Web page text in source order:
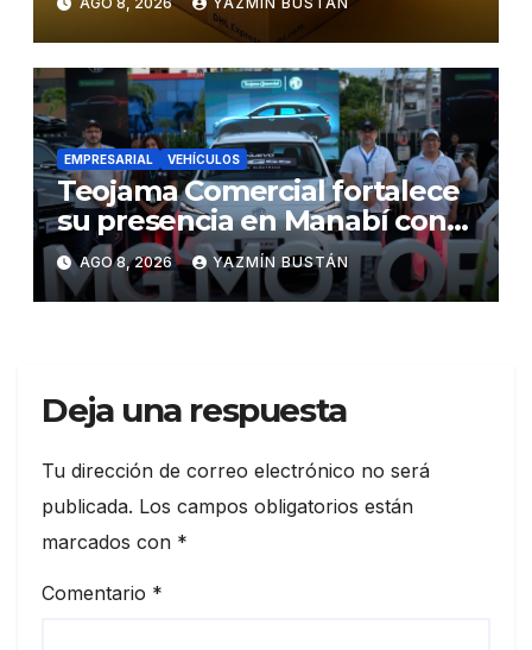
las exportaciones
EMPRESARIAL VEHÍCULOS
Teojama Comercial fortalece
su presencia en Manabí con
una apuesta por la movilidad
híbrida y eléctrica durante
ExpoAuto del Pacífico 2026
AGO 8, 2026 YAZMÍN BUSTÁN
Deja una respuesta
Tu dirección de correo electrónico no será
publicada. Los campos obligatorios están
marcados con *
Comentario *